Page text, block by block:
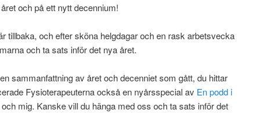
och på ett nytt decennium!
tillbaka, och efter sköna helgdagar och en rask arbetsvecka
och ta sats inför det nya året.
sammanfattning av året och decenniet som gått, du hittar
Fysioterapeuterna också en nyårsspecial av En podd i
mig. Kanske vill du hänga med oss och ta sats inför det